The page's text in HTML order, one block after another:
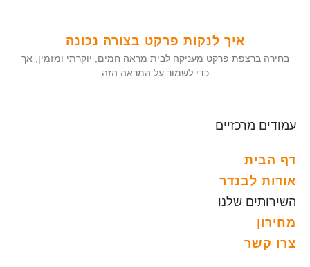
איך לנקות פרקט בצורה נכונה
בחירה ברצפת פרקט מעניקה לבית מראה חמים, יוקרתי ומזמין, אך
כדי לשמור על המראה הזה
עמודים מרכזיים
דף הבית
אודות לבנדר
השירותים שלנו
מחירון
צרו קשר